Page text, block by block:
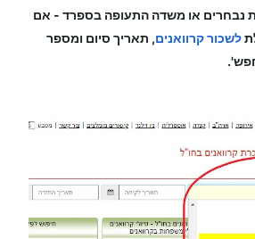
נבחרים או משדה התעופה בספרד - אם
לשכור קרוואנים, תאריך סיום ומספר